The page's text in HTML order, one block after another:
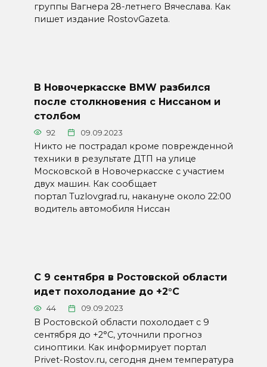
группы Вагнера 28-летнего Вячеслава. Как
пишет издание RostovGazeta.
В Новочеркасске BMW разбился
после столкновения с Ниссаном и
столбом
92 09.09.2023
Никто не пострадал кроме поврежденной
техники в результате ДТП на улице
Московской в Новочеркасске с участием
двух машин. Как сообщает
портал Tuzlovgrad.ru, накануне около 22:00
водитель автомобиля Ниссан
С 9 сентября в Ростовской области
идет похолодание до +2°С
44 09.09.2023
В Ростовской области похолодает с 9
сентября до +2°С, уточнили прогноз
синоптики. Как информирует портал
Privet-Rostov.ru, сегодня днем температура